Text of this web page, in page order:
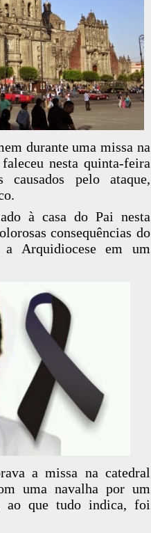
durante uma missa na
nesta quinta-feira
causados pelo ataque,
à casa do Pai nesta
consequências do
a Arquidiocese em um
a missa na catedral
uma navalha por um
ao que tudo indica, foi